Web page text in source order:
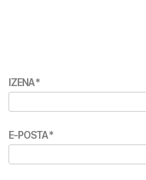
IZENA*
E-POSTA*